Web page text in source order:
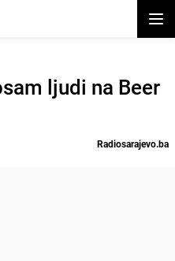
ljudi na Beer
Radiosarajevo.ba